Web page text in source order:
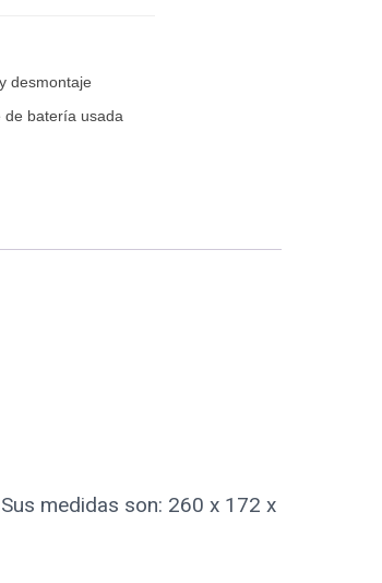
desmontaje
de batería usada
medidas son: 260 x 172 x